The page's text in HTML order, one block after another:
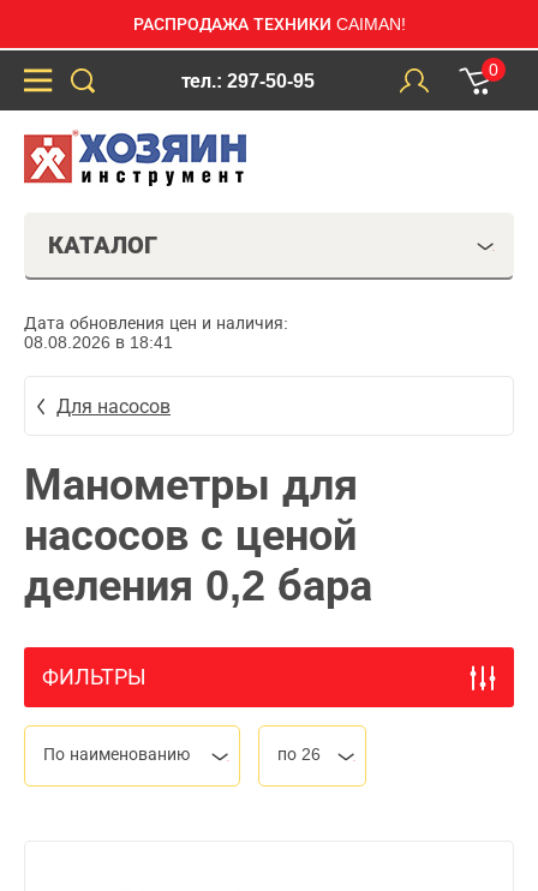
РАСПРОДАЖА ТЕХНИКИ CAIMAN!
тел.: 297-50-95
0
КАТАЛОГ
Дата обновления цен и наличия:
08.08.2026 в 18:41
Для насосов
Манометры для
насосов с ценой
деления 0,2 бара
ФИЛЬТРЫ
По наименованию по 26